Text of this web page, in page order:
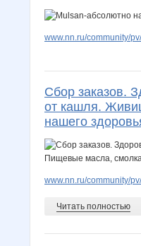
www.nn.ru/community/
Сбор заказов.
от кашля.
нашего
www.nn.ru/community/
Читать полностью